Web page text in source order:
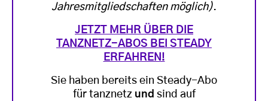
Jahresmitgliedschaften möglich).
JETZT MEHR ÜBER DIE
TANZNETZ-ABOS BEI STEADY
ERFAHREN!
Sie haben bereits ein Steady-Abo
für tanznetz und sind auf